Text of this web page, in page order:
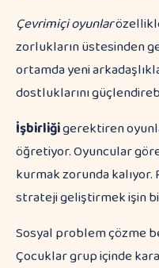
Çevrimiçi oyunlar
zorlukların üstesinden
ortamda yeni
dostluklarını
İşbirliğigerektiren
öğretiyor. Oyuncular
kurmak zorunda
strateji geliştirmek işin
Sosyal problem çözme
Çocuklar grup içinde